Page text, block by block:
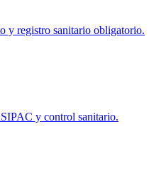
y registro sanitario obligatorio.
y control sanitario.